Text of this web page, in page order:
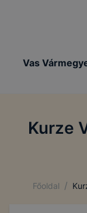
Vas
Kurze
Főoldal /